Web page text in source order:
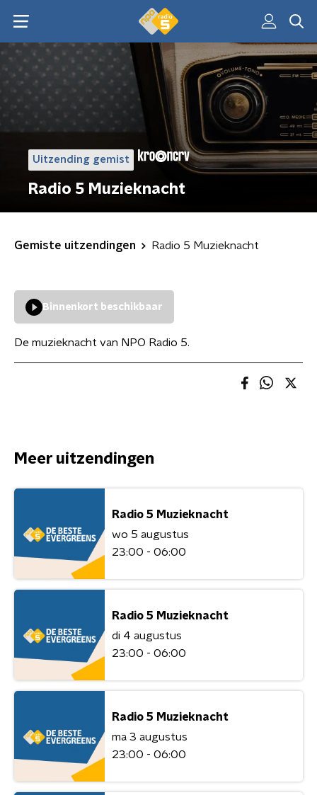
Uitzending gemist
Radio 5 Muzieknacht
Gemiste uitzendingen Radio 5 Muzieknacht
Binnenkort beschikbaar
De muzieknacht van NPO Radio 5.
Meer uitzendingen
Radio 5 Muzieknacht
wo 5 augustus
23:00 - 06:00
Radio 5 Muzieknacht
di 4 augustus
23:00 - 06:00
Radio 5 Muzieknacht
ma 3 augustus
23:00 - 06:00